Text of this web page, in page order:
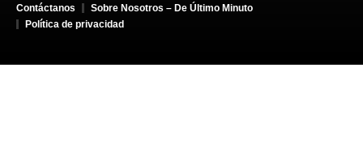
Contáctanos
Sobre Nosotros – De Último Minuto
Política de privacidad